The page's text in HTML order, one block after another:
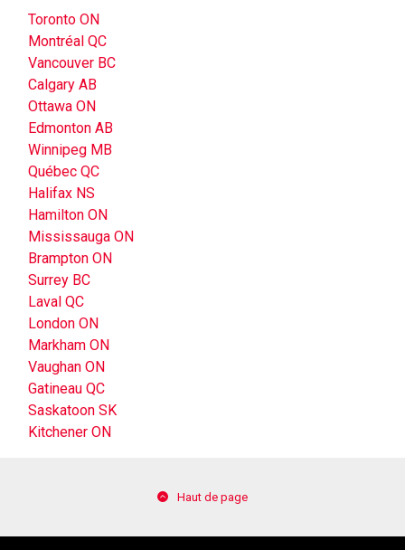
Toronto ON
Montréal QC
Vancouver BC
Calgary AB
Ottawa ON
Edmonton AB
Winnipeg MB
Québec QC
Halifax NS
Hamilton ON
Mississauga ON
Brampton ON
Surrey BC
Laval QC
London ON
Markham ON
Vaughan ON
Gatineau QC
Saskatoon SK
Kitchener ON
Haut de page